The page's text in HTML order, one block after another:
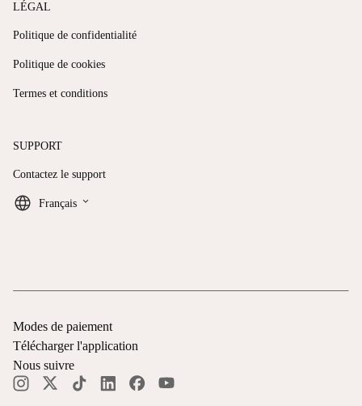
LÉGAL
Politique de confidentialité
Politique de cookies
Termes et conditions
SUPPORT
Contactez le support
Français keyboard_arrow_down
Modes de paiement
Télécharger l'application
Nous suivre